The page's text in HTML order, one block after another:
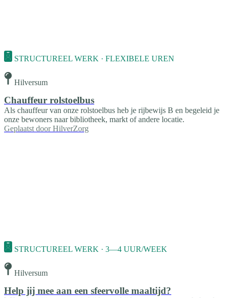
STRUCTUREEL WERK · FLEXIBELE UREN
Hilversum
Chauffeur rolstoelbus
Als chauffeur van onze rolstoelbus heb je rijbewijs B en begeleid je
onze bewoners naar bibliotheek, markt of andere locatie.
Geplaatst door HilverZorg
STRUCTUREEL WERK · 3—4 UUR/WEEK
Hilversum
Help jij mee aan een sfeervolle maaltijd?